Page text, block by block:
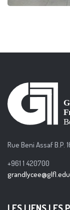
Rue Beni Assaf B.P.
+961 1 420700